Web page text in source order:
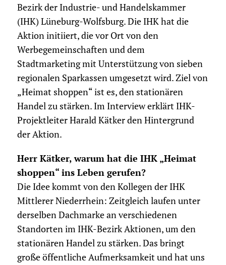
Bezirk der Industrie- und Handelskammer
(IHK) Lüneburg-Wolfsburg. Die IHK hat die
Aktion initiiert, die vor Ort von den
Werbegemeinschaften und dem
Stadtmarketing mit Unterstützung von sieben
regionalen Sparkassen umgesetzt wird. Ziel von
„Heimat shoppen“ ist es, den stationären
Handel zu stärken. Im Interview erklärt IHK-
Projektleiter Harald Kätker den Hintergrund
der Aktion.
Herr Kätker, warum hat die IHK „Heimat
shoppen“ ins Leben gerufen?
Die Idee kommt von den Kollegen der IHK
Mittlerer Niederrhein: Zeitgleich laufen unter
derselben Dachmarke an verschiedenen
Standorten im IHK-Bezirk Aktionen, um den
stationären Handel zu stärken. Das bringt
große öffentliche Aufmerksamkeit und hat uns